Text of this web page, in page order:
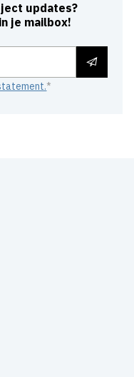
updates?
je mailbox!